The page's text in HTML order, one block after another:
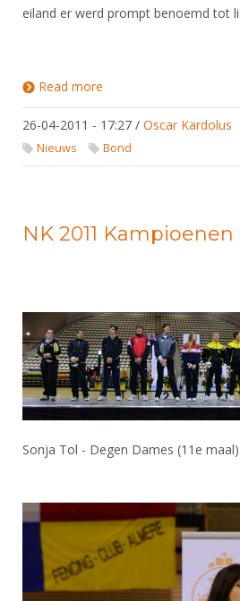
eiland er werd prompt benoemd tot
Read more
26-04-2011 - 17:27 / Oscar Kardolus
Nieuws Bond
NK 2011
Sonja Tol - Degen Dames (11e maal)